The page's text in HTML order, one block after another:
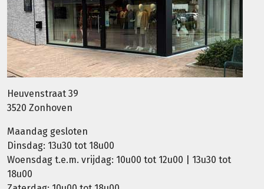
Heuvenstraat 39
3520 Zonhoven
Maandag gesloten
Dinsdag: 13u30 tot 18u00
Woensdag t.e.m. vrijdag: 10u00 tot 12u00 | 13u30 tot
18u00